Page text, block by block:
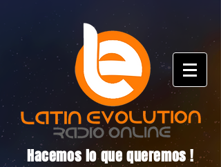
Hacemos lo que queremos !